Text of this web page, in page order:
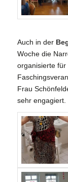
Auch in der
Woche die
organisierte
Frau
sehr engagiert.